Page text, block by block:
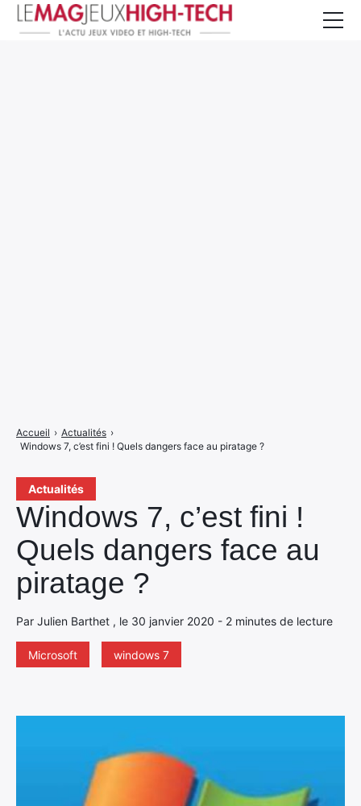
Actualités
Windows 7, c’est fini !
Quels dangers face au
piratage ?
Par Julien Barthet , le 30 janvier 2020 - 2 minutes de lecture
Microsoft windows 7
Accueil › Actualités ›
Windows 7, c’est fini ! Quels dangers face au piratage ?